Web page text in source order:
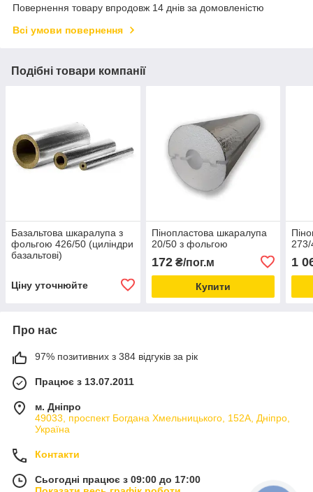
Повернення товару впродовж 14 днів за домовленістю
Всі умови повернення
Подібні товари компанії
Базальтова шкаралупа з
фольгою 426/50 (циліндри
базальтові)
Ціну уточнюйте
Пінопластова шкаралупа
20/50 з фольгою
172₴/пог.м
Купити
1
Про нас
97% позитивних з 384 відгуків за рік
Працює з 13.07.2011
м. Дніпро
49033, проспект Богдана Хмельницького, 152А, Дніпро,
Україна
Контакти
Сьогодні працює з 09:00 до 17:00